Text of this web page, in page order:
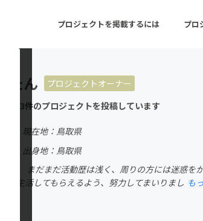
プロジェクトを掲載するには プロ
のリターン 注目の新着プロジェクト
音楽
ゲーム・サービス開発
たん
プロジェクトオーナー
でに3件のプロジェクトを投稿しています
現在地：鳥取県
本
出身地：鳥取県
して。 まだまだ活動歴は浅く、周りの方には迷惑
で生活してもらえるよう、努力してまいりまし も